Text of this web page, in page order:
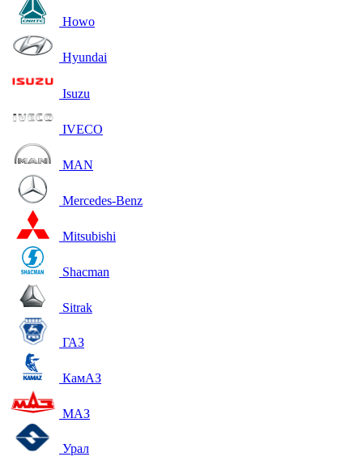
Howo
Hyundai
Isuzu
IVECO
MAN
Mercedes-Benz
Mitsubishi
Shacman
Sitrak
ГАЗ
КамАЗ
МАЗ
Урал